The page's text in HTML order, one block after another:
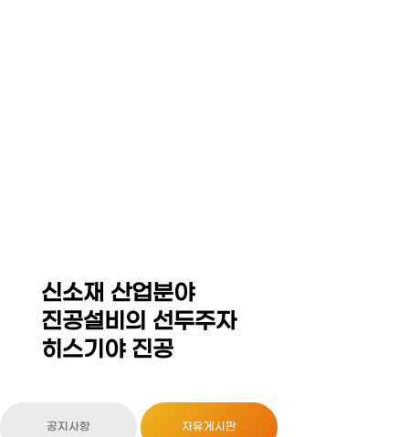
신소재 산업분야
진공설비의 선두주자
히스기야 진공
공지사항 자유게시판